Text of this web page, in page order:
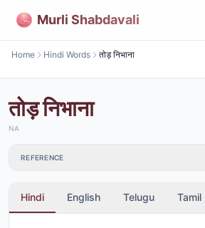
Murli Shabdavali
Home Hindi Words तोड़ निभाना
तोड़ निभाना
NA
REFERENCE
Hindi English Telugu Tamil